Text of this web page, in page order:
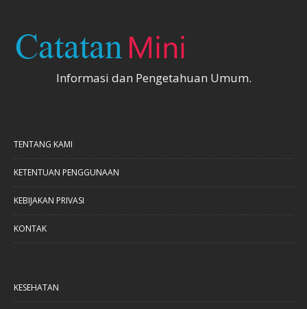
Informasi dan Pengetahuan Umum.
TENTANG KAMI
KETENTUAN PENGGUNAAN
KEBIJAKAN PRIVASI
KONTAK
KESEHATAN